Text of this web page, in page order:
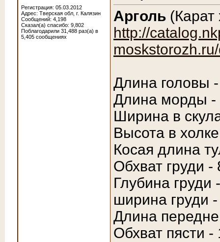
Регистрация: 05.03.2012
Адрес: Тверская обл, г. Калязин
Сообщений: 4,198
Сказал(а) спасибо: 9,802
Поблагодарили 31,488 раз(а) в
5,405 сообщениях
Арголь (Карат
http://
Длина головы
Длина морды -
Ширина в
Высота в
Косая длина
Обхват груди -
Глубина груди
ширина груди
Длина
Обхват пясти -